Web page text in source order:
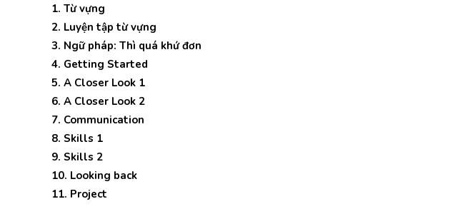
1. Từ vựng
2. Luyện tập từ vựng
3. Ngữ pháp: Thì quá khứ đơn
4. Getting Started
5. A Closer Look 1
6. A Closer Look 2
7. Communication
8. Skills 1
9. Skills 2
10. Looking back
11. Project